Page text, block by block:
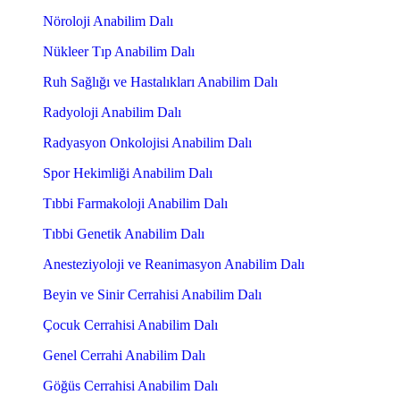
Nöroloji Anabilim Dalı
Nükleer Tıp Anabilim Dalı
Ruh Sağlığı ve Hastalıkları Anabilim Dalı
Radyoloji Anabilim Dalı
Radyasyon Onkolojisi Anabilim Dalı
Spor Hekimliği Anabilim Dalı
Tıbbi Farmakoloji Anabilim Dalı
Tıbbi Genetik Anabilim Dalı
Anesteziyoloji ve Reanimasyon Anabilim Dalı
Beyin ve Sinir Cerrahisi Anabilim Dalı
Çocuk Cerrahisi Anabilim Dalı
Genel Cerrahi Anabilim Dalı
Göğüs Cerrahisi Anabilim Dalı